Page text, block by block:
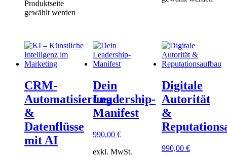
Produktseite
gewählt werden
CRM-
Automatisierung
&
Datenflüsse
mit AI
Dein
Leadership-
Manifest
990,00€
exkl. MwSt.
Digitale
Autorität
&
990,00 €